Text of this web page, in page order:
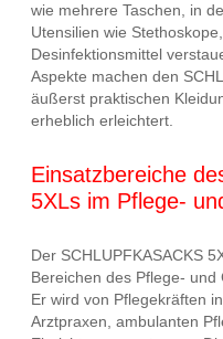
wie mehrere Taschen, in
Utensilien wie
Desinfektionsmittel
Aspekte machen den
äußerst praktischen
erheblich erleichtert.
Einsatzbereiche
5XLs im Pflege-
Der SCHLUPFKASACKS
Bereichen des Pflege- und
Er wird von Pflegekräften
Arztpraxen, ambulanten